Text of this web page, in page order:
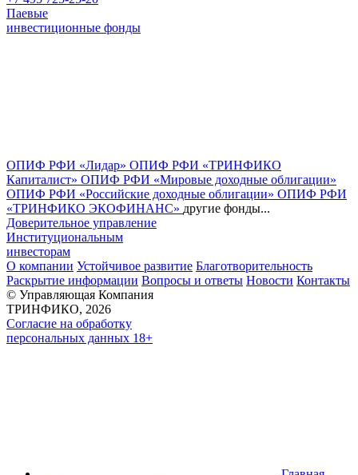
Паевые
инвестиционные фонды
ОПИФ РФИ «Лидар» ОПИФ РФИ «ТРИНФИКО
Капиталист» ОПИФ РФИ «Мировые доходные облигации»
ОПИФ РФИ «Российские доходные облигации» ОПИФ РФИ
«ТРИНФИКО ЭКОФИНАНС» другие фонды...
Доверительное управление
Институциональным
инвесторам
О компании Устойчивое развитие Благотворительность
Раскрытие информации Вопросы и ответы Новости Контакты
© Управляющая Компания
ТРИНФИКО, 2026
Согласие на обработку
персональных данных 18+